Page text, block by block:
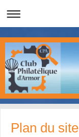
Plan du site